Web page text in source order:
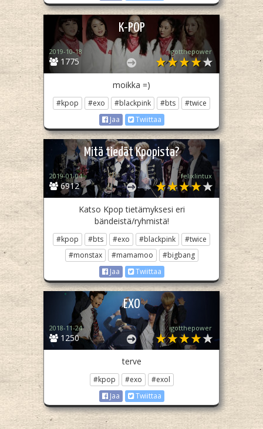
K-POP
1775
2019-10-18 igotthepower
moikka =)
#kpop #exo #blackpink #bts
#twice
Jaa
Twiittaa
Mitä tiedät Kpopista?
6912
2019-01-04 felixlintux
Katso Kpop tietämyksesi eri
bändeistä/ryhmistä!
#kpop #bts #exo #blackpink
#twice
#monstax
#mamamoo
#bigbang
Jaa
Twiittaa
EXO
1250
2018-11-24 igotthepower
terve
#kpop #exo
#exol
Jaa
Twiittaa